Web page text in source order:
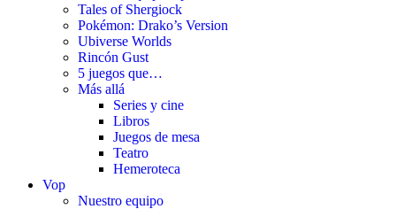
Tales of Shergiock
Pokémon: Drako’s Version
Ubiverse Worlds
Rincón Gust
5 juegos que…
Más allá
Series y cine
Libros
Juegos de mesa
Teatro
Hemeroteca
Vop
Nuestro equipo